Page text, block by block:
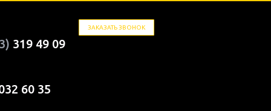
ЗАКАЗАТЬ ЗВОНОК
319 49 09
60 35